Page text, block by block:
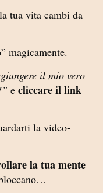
tua vita cambi da
magicamente.
il mio vero
e cliccare il link
la video-
la tua mente